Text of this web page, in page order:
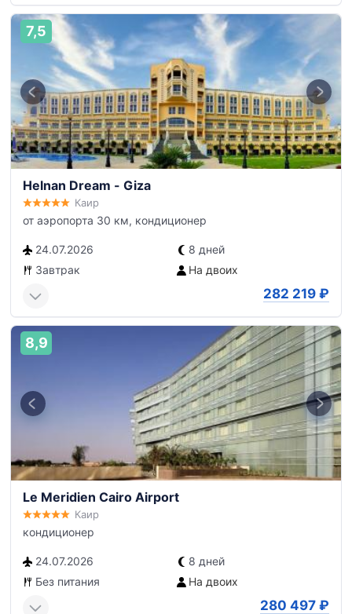
7,5
Helnan Dream - Giza
Каир
от аэропорта 30 км, кондиционер
24.07.2026
8 дней
Завтрак
На двоих
282 219 ₽
8,9
Le Meridien Cairo Airport
Каир
кондиционер
24.07.2026
8 дней
Без питания
На двоих
280 497 ₽